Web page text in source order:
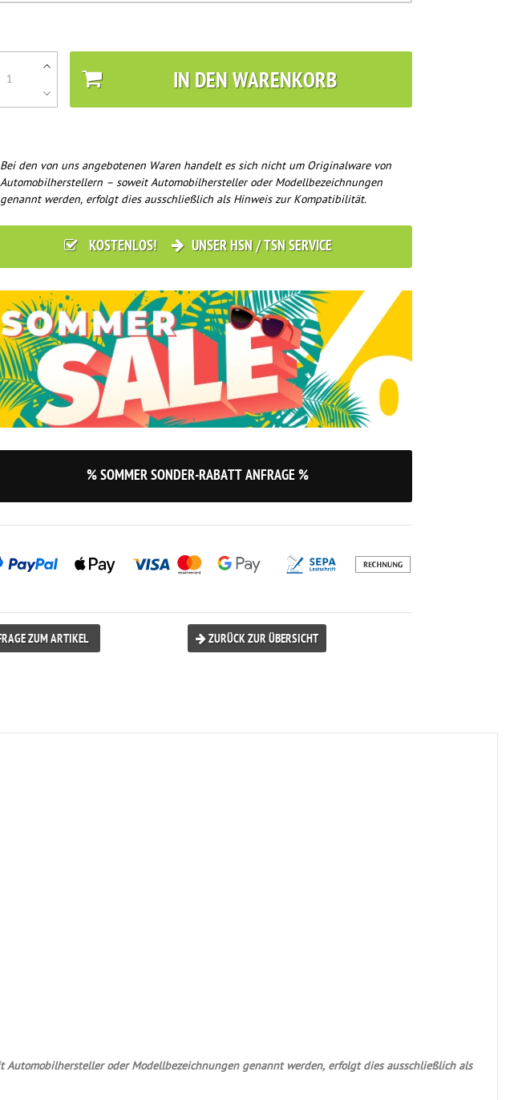
IN DEN WARENKORB
Bei den von uns angebotenen Waren handelt es sich nicht um Originalware von
Automobilherstellern – soweit Automobilhersteller oder Modellbezeichnungen
genannt werden, erfolgt dies ausschließlich als Hinweis zur Kompatibilität.
KOSTENLOS! UNSER HSN / TSN SERVICE
% SOMMER SONDER-RABATT ANFRAGE %
ZUM ARTIKEL ZURÜCK ZUR ÜBERSICHT
oder Modellbezeichnungen genannt werden, erfolgt dies ausschließlich als